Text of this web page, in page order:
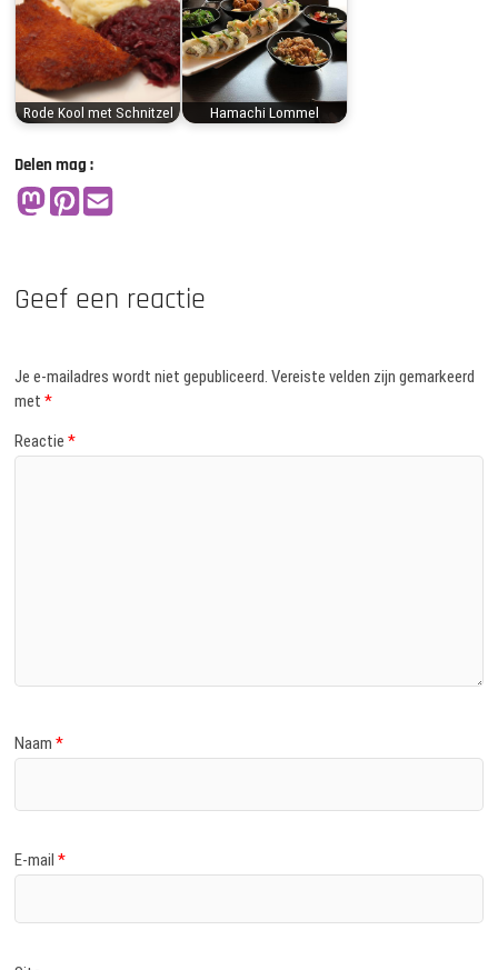
Rode Kool met Schnitzel Hamachi Lommel
Delen mag :
Geef een reactie
Je e-mailadres wordt niet gepubliceerd. Vereiste velden zijn gemarkeerd
met*
Reactie*
Naam*
E-mail*